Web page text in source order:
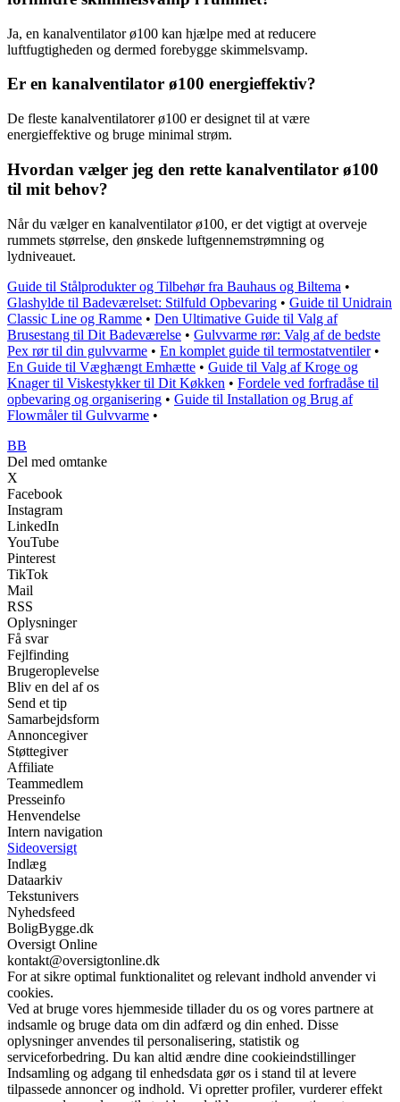
Ja, en kanalventilator ø100 kan hjælpe med at reducere
luftfugtigheden og dermed forebygge skimmelsvamp.
Er en kanalventilator ø100 energieffektiv?
De fleste kanalventilatorer ø100 er designet til at være
energieffektive og bruge minimal strøm.
Hvordan vælger jeg den rette kanalventilator ø100
til mit behov?
Når du vælger en kanalventilator ø100, er det vigtigt at overveje
rummets størrelse, den ønskede luftgennemstrømning og
lydniveauet.
Guide til Stålprodukter og Tilbehør fra Bauhaus og Biltema •
Glashylde til Badeværelset: Stilfuld Opbevaring • Guide til Unidrain
Classic Line og Ramme • Den Ultimative Guide til Valg af
Brusestang til Dit Badeværelse • Gulvvarme rør: Valg af de bedste
Pex rør til din gulvvarme • En komplet guide til termostatventiler•
En Guide til Væghængt Emhætte • Guide til Valg af Kroge og
Knager til Viskestykker til Dit Køkken • Fordele ved forfradåse til
opbevaring og organisering • Guide til Installation og Brug af
Flowmåler til Gulvvarme •
BB
Del med omtanke
X
Facebook
Instagram
LinkedIn
YouTube
Pinterest
TikTok
Mail
RSS
Oplysninger
Få svar
Fejlfinding
Brugeroplevelse
Bliv en del af os
Send et tip
Samarbejdsform
Annoncegiver
Støttegiver
Affiliate
Teammedlem
Presseinfo
Henvendelse
Intern navigation
Sideoversigt
Indlæg
Dataarkiv
Tekstunivers
Nyhedsfeed
BoligBygge.dk
Oversigt Online
kontakt@oversigtonline.dk
For at sikre optimal funktionalitet og relevant indhold anvender vi
cookies.
Ved at bruge vores hjemmeside tillader du os og vores partnere at
indsamle og bruge data om din adfærd og din enhed. Disse
oplysninger anvendes til personalisering, statistik og
serviceforbedring. Du kan altid ændre dine cookieindstillinger
Indsamling og adgang til enhedsdata gør os i stand til at levere
tilpassede annoncer og indhold. Vi opretter profiler, vurderer effekt